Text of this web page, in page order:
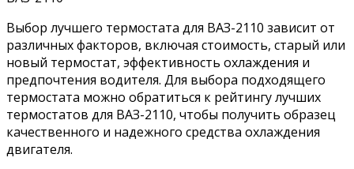
Выбор лучшего термостата для ВАЗ-2110 зависит от
различных факторов, включая стоимость, старый или
новый термостат, эффективность охлаждения и
предпочтения водителя. Для выбора подходящего
термостата можно обратиться к рейтингу лучших
термостатов для ВАЗ-2110, чтобы получить образец
качественного и надежного средства охлаждения
двигателя.